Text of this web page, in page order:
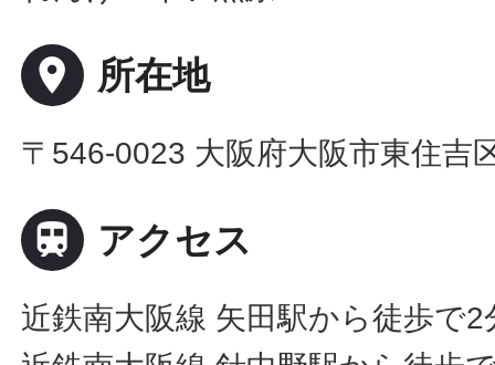
place 所在地
〒546-0023 大阪府大阪市東住吉
 アクセス
近鉄南大阪線 矢田駅から徒歩で2